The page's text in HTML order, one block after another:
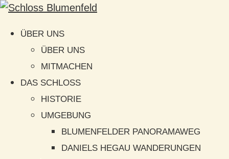
ÜBER UNS
ÜBER UNS
MITMACHEN
DAS SCHLOSS
HISTORIE
UMGEBUNG
BLUMENFELDER PANORAMAWEG
DANIELS HEGAU WANDERUNGEN